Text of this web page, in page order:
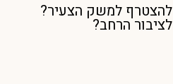
להצטרף למשק הצעיר?
הרחב?